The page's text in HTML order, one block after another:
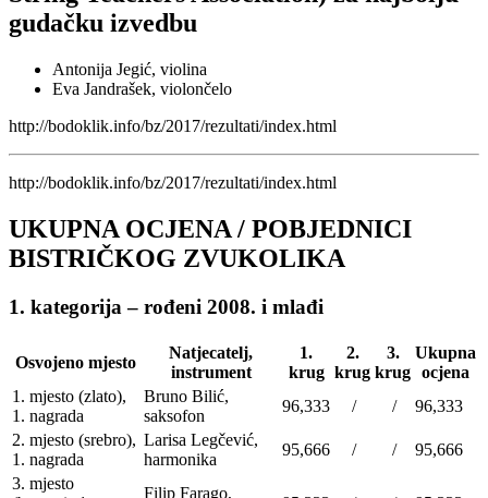
gudačku izvedbu
Antonija Jegić, violina
Eva Jandrašek, violončelo
http://bodoklik.info/bz/2017/rezultati/index.html
http://bodoklik.info/bz/2017/rezultati/index.html
UKUPNA OCJENA / POBJEDNICI
BISTRIČKOG ZVUKOLIKA
1. kategorija – rođeni 2008. i mlađi
Osvojeno mjesto
Natjecatelj,
instrument
1.
krug
2.
krug
3.
krug
Ukupna
ocjena
1. mjesto (zlato),
1. nagrada
Bruno Bilić,
saksofon
96,333 / /
96,333
2. mjesto (srebro),
1. nagrada
Larisa Legčević,
harmonika
95,666 / /
95,666
3. mjesto
Filip Farago,